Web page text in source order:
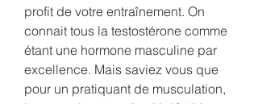
profit de votre entraînement. On
connait tous la testostérone comme
étant une hormone masculine par
excellence. Mais saviez vous que
pour un pratiquant de musculation,